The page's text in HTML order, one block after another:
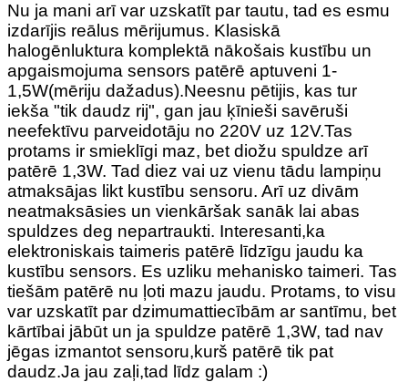
Nu ja mani arī var uzskatīt par tautu, tad es esmu
izdarījis reālus mērijumus. Klasiskā
halogēnluktura komplektā nākošais kustību un
apgaismojuma sensors patērē aptuveni 1-
1,5W(mēriju dažadus).Neesnu pētijis, kas tur
iekša "tik daudz rij", gan jau ķīnieši savēruši
neefektīvu parveidotāju no 220V uz 12V.Tas
protams ir smieklīgi maz, bet diožu spuldze arī
patērē 1,3W. Tad diez vai uz vienu tādu lampiņu
atmaksājas likt kustību sensoru. Arī uz divām
neatmaksāsies un vienkāršak sanāk lai abas
spuldzes deg nepartraukti. Interesanti,ka
elektroniskais taimeris patērē līdzīgu jaudu ka
kustību sensors. Es uzliku mehanisko taimeri. Tas
tiešām patērē nu ļoti mazu jaudu. Protams, to visu
var uzskatīt par dzimumattiecībām ar santīmu, bet
kārtībai jābūt un ja spuldze patērē 1,3W, tad nav
jēgas izmantot sensoru,kurš patērē tik pat
daudz.Ja jau zaļi,tad līdz galam :)